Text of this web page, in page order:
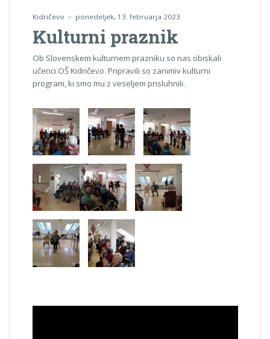
Kidričevo ponedeljek, 13. februarja 2023
Kulturni praznik
Ob Slovenskem kulturnem prazniku so nas obiskali
učenci OŠ Kidričevo. Pripravili so zanimiv kulturni
program, ki smo mu z veseljem prisluhnili.